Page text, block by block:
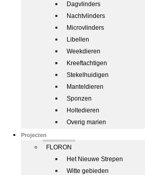
Dagvlinders
Nachtvlinders
Microvlinders
Libellen
Weekdieren
Kreeftachtigen
Stekelhuidigen
Manteldieren
Sponzen
Holtedieren
Overig marien
Projecten
FLORON
Het Nieuwe Strepen
Witte gebieden